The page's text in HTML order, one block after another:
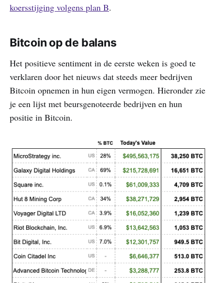
koersstijging volgens plan B.
Bitcoin op de balans
Het positieve sentiment in de eerste weken is goed te
verklaren door het nieuws dat steeds meer bedrijven
Bitcoin opnemen in hun eigen vermogen. Hieronder zie
je een lijst met beursgenoteerde bedrijven en hun
positie in Bitcoin.